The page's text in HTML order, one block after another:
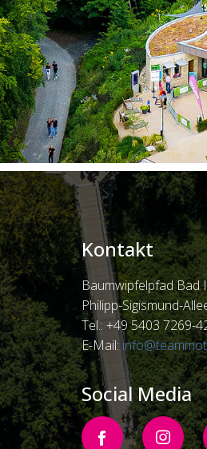
Kontakt
Baumwipfelpfad Bad
Philipp-Sigismund-
Tel.: +49 5403 7269-
E-Mail:
Social Media